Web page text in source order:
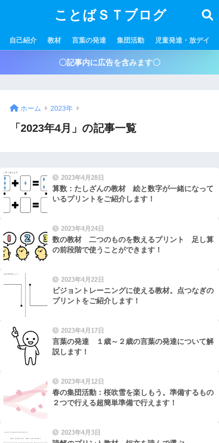
ことばＳＴブログ
自己紹介 教材 言葉の発達 集団活動 児童発達・放デイ
〇記事内に広告を含みます〇
ホーム 2023年
「2023年4月」の記事一覧
2023年4月28日
算数：たしざんの教材 絵と数字が一緒になって
いるプリントをご紹介します！
2023年4月24日
数の教材 二つのものを数えるプリント 足し算
の前段階で使うことができます！
2023年4月22日
ビジョントレーニングに使える教材。点つなぎの
プリントをご紹介します！
2023年4月17日
言葉の発達 １歳～２歳の言葉の発達について解
説します！
2023年4月12日
春の集団活動：桜吹雪を楽しもう。準備するもの
２つで行える超簡単準備で行えます！
2023年4月3日